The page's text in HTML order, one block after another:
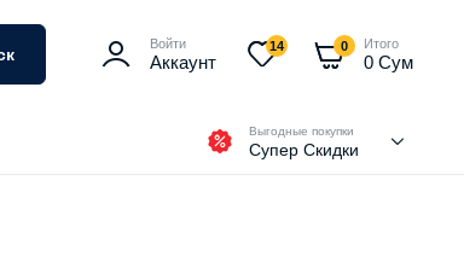
Войти
Аккаунт
14 0 Итого
0Сум
Выгодные покупки
Супер Скидки